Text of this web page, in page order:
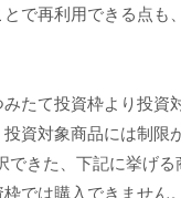
で再利用できる点も
たて投資枠より投資
資対象商品には制限
できた、下記に挙げ
では購入できません。